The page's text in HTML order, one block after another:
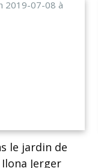
le jardin de
Jerger